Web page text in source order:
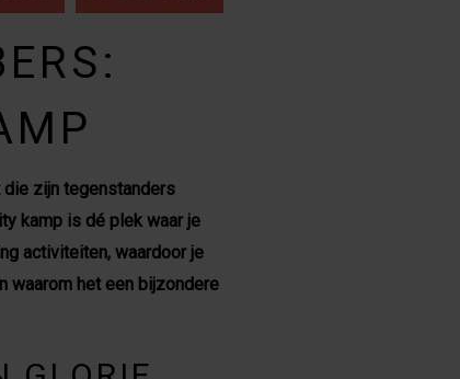
die zijn tegenstanders
kamp is dé plek waar je
activiteiten, waardoor je
waarom het een bijzondere